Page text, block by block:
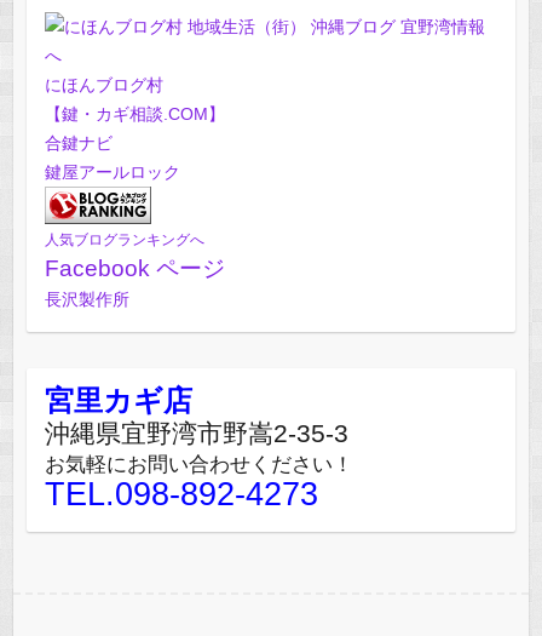
にほんブログ村
【鍵・カギ相談.COM】
合鍵ナビ
鍵屋アールロック
人気ブログランキングへ
Facebook ページ
長沢製作所
宮里カギ店
沖縄県宜野湾市野嵩2-35-3
お気軽にお問い合わせください！
TEL.098-892-4273